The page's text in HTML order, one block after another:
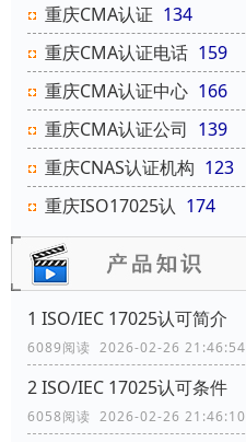
重庆CMA认证 134
重庆CMA认证电话 159
重庆CMA认证中心 166
重庆CMA认证公司 139
重庆CNAS认证机构 123
重庆ISO17025认 174
1 ISO/IEC 17025认可简介
6089阅读 2026-02-26 21:46:54
2 ISO/IEC 17025认可条件
6058阅读 2026-02-26 21:46:10